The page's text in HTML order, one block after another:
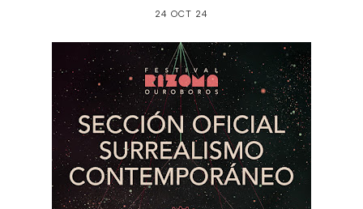
24 OCT 24